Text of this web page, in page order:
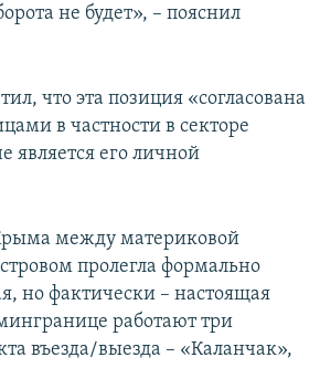
не будет», – пояснил
что эта позиция «согласована
в частности в секторе
является его личной
между материковой
пролегла формально
но фактически – настоящая
работают три
въезда/выезда – «Каланчак»,